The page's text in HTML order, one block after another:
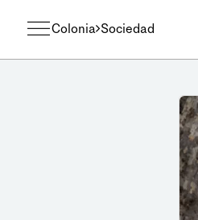
Colonia Sociedad